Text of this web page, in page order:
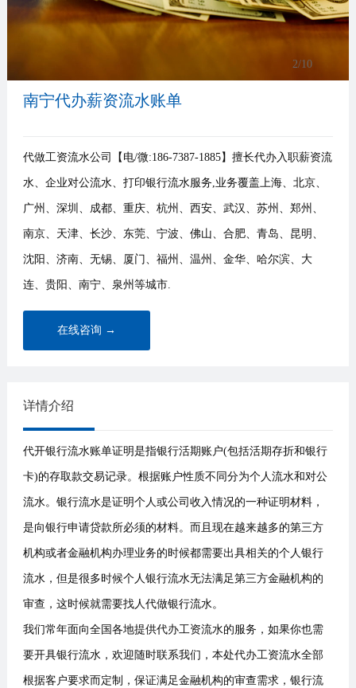
3/10
南宁代办薪资流水账单
代做工资流水公司【电/微:186-7387-1885】擅长代办入职薪资流
水、企业对公流水、打印银行流水服务,业务覆盖上海、北京、
广州、深圳、成都、重庆、杭州、西安、武汉、苏州、郑州、
南京、天津、长沙、东莞、宁波、佛山、合肥、青岛、昆明、
沈阳、济南、无锡、厦门、福州、温州、金华、哈尔滨、大
连、贵阳、南宁、泉州等城市.
在线咨询 →
详情介绍
代开银行流水账单证明是指银行活期账户(包括活期存折和银行
卡)的存取款交易记录。根据账户性质不同分为个人流水和对公
流水。银行流水是证明个人或公司收入情况的一种证明材料，
是向银行申请贷款所必须的材料。而且现在越来越多的第三方
机构或者金融机构办理业务的时候都需要出具相关的个人银行
流水，但是很多时候个人银行流水无法满足第三方金融机构的
审查，这时候就需要找人代做银行流水。
我们常年面向全国各地提供代办工资流水的服务，如果你也需
要开具银行流水，欢迎随时联系我们，本处代办工资流水全部
根据客户要求而定制，保证满足金融机构的审查需求，银行流